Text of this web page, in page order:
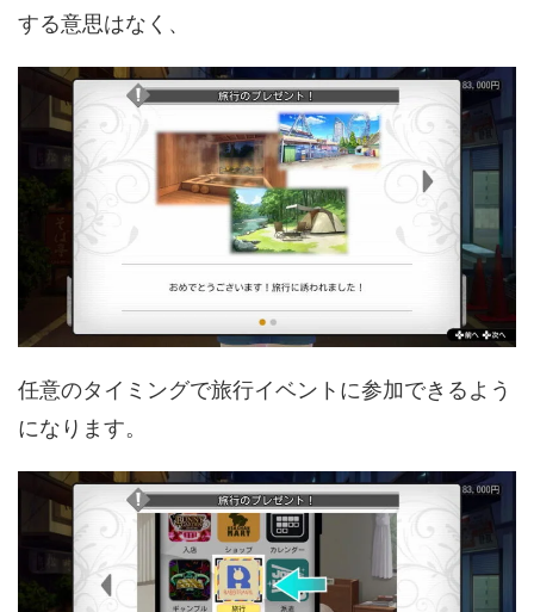
する意思はなく、
任意のタイミングで旅行イベントに参加できるよう
になります。